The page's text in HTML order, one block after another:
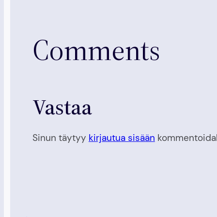
Comments
Vastaa
Sinun täytyy kirjautua sisään